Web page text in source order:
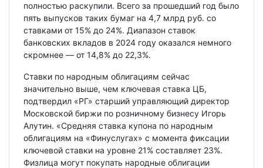
полностью раскупили. Всего за прошедший год было
пять выпусков таких бумаг на 4,7 млрд руб. со
ставками от 15% до 24%. Диапазон ставок
банковских вкладов в 2024 году оказался немного
скромнее — от 14,8% до 22,3%.
Ставки по народным облигациям сейчас
значительно выше, чем ключевая ставка ЦБ,
подтвердил «РГ» старший управляющий директор
Московской биржи по розничному бизнесу Игорь
Алутин. «Средняя ставка купона по народным
облигациям на «Финуслугах» с момента фиксации
ключевой ставки на уровне 21% составляет 23%.
Физлица могут покупать народные облигации